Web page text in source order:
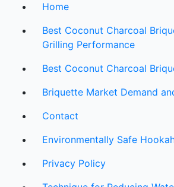
Home
Best Coconut Charcoal
Grilling Performance
Best Coconut Charcoal
Briquette Market Demand
Contact
Environmentally Safe
Privacy Policy